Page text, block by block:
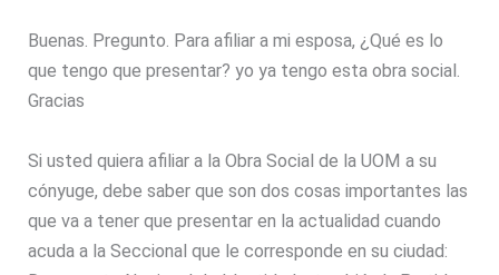
Buenas. Pregunto. Para afiliar a mi esposa, ¿Qué es lo
que tengo que presentar? yo ya tengo esta obra social.
Gracias
Si usted quiera afiliar a la Obra Social de la UOM a su
cónyuge, debe saber que son dos cosas importantes las
que va a tener que presentar en la actualidad cuando
acuda a la Seccional que le corresponde en su ciudad: